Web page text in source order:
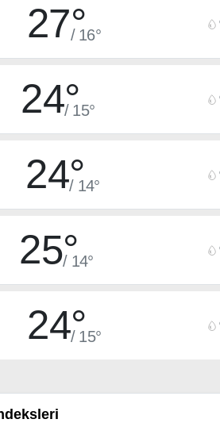
27°/ 16°
24°/ 15°
24°/ 14°
25°/ 14°
24°/ 15°